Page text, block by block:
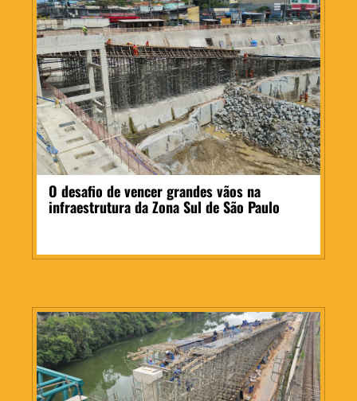
O desafio de vencer grandes vãos na
infraestrutura da Zona Sul de São Paulo